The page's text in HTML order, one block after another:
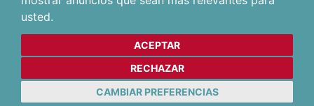
usted.
ACEPTAR
RECHAZAR
CAMBIAR PREFERENCIAS